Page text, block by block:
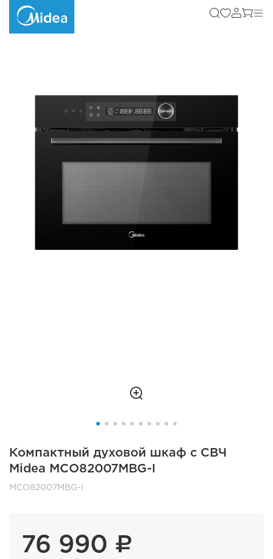
Компактный духовой шкаф с СВЧ
Midea MCO82007MBG-I
MCO82007MBG-I
76 990 ₽